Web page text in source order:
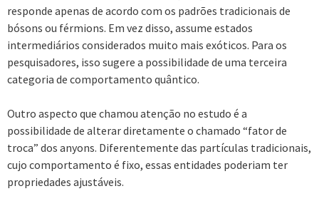
responde apenas de acordo com os padrões tradicionais de
bósons ou férmions. Em vez disso, assume estados
intermediários considerados muito mais exóticos. Para os
pesquisadores, isso sugere a possibilidade de uma terceira
categoria de comportamento quântico.
Outro aspecto que chamou atenção no estudo é a
possibilidade de alterar diretamente o chamado “fator de
troca” dos anyons. Diferentemente das partículas tradicionais,
cujo comportamento é fixo, essas entidades poderiam ter
propriedades ajustáveis.